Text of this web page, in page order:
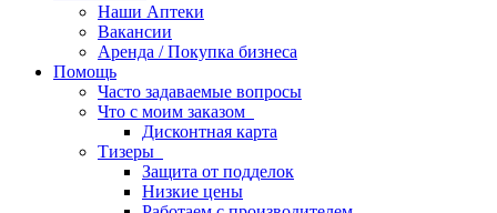
Наши Аптеки
Вакансии
Аренда / Покупка бизнеса
Помощь
Часто задаваемые вопросы
Что с моим заказом
Дисконтная карта
Тизеры
Защита от подделок
Низкие цены